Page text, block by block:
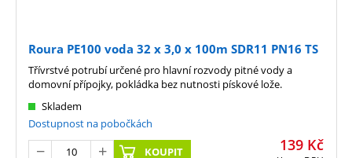
Roura PE100 voda 32 x 3,0 x 100m SDR11 PN16 TS
139 Kč
Skladem
Dostupnost na pobočkách
KOUPIT
Třívrstvé potrubí určené pro hlavní rozvody pitné vody a
domovní přípojky, pokládka bez nutnosti pískové lože.